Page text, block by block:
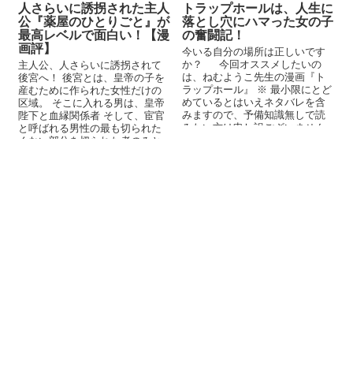
人さらいに誘拐された主人
公『薬屋のひとりごと』が
最高レベルで面白い！【漫
画評】
主人公、人さらいに誘拐されて
後宮へ！ 後宮とは、皇帝の子を
産むために作られた女性だけの
区域。 そこに入れる男は、皇帝
陛下と血縁関係者 そして、宦官
と呼ばれる男性の最も切られた
くない部分を切られた者のみと
トラップホールは、人生に
落とし穴にハマった女の子
の奮闘記！
今いる自分の場所は正しいです
か？ 今回オススメしたいの
は、ねむようこ先生の漫画『ト
ラップホール』 ※ 最小限にとど
めているとはいえネタバレを含
みますので、予備知識無しで読
みたい方は申し訳ございません